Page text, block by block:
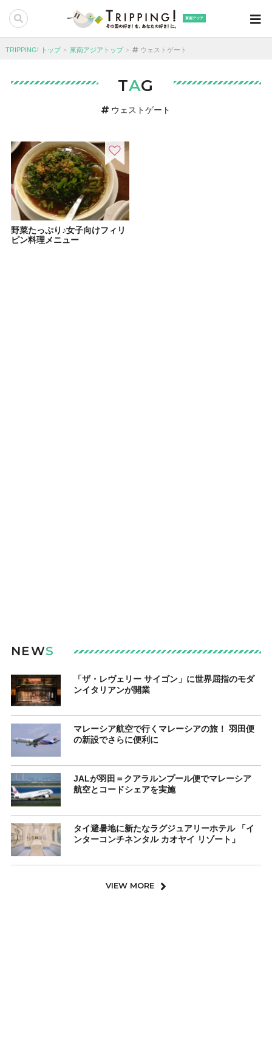
東南アジア
TRIPPING! トップ 東南アジアトップ ウェストゲート
TAG
ウェストゲート
野菜たっぷり♪女子向けフィリ
ピン料理メニュー
NEWS
「ザ・レヴェリー サイゴン」に世界屈指のモダ
ンイタリアンが開業
マレーシア航空で行くマレーシアの旅！ 羽田便
の新設でさらに便利に
JALが羽田＝クアラルンプール便でマレーシア
航空とコードシェアを実施
タイ避暑地に新たなラグジュアリーホテル 「イ
ンターコンチネンタル カオヤイ リゾート」
VIEW MORE